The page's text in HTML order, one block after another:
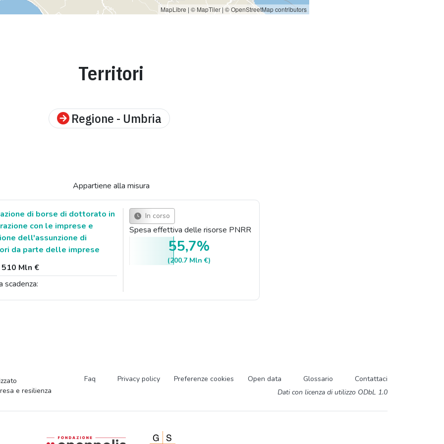
MapLibre | © MapTiler | © OpenStreetMap contributors
Territori
Regione - Umbria
Appartiene alla misura
di borse di dottorato in
con le imprese e
dell'assunzione di
da parte delle imprese
510 Mln €
scadenza:
In corso
Spesa effettiva delle risorse PNRR
55,7%
(200.7 Mln €)
e resilienza
Faq Privacy policy Preferenze cookies Open data Glossario
Contattaci
Dati con licenza di utilizzo ODbL 1.0